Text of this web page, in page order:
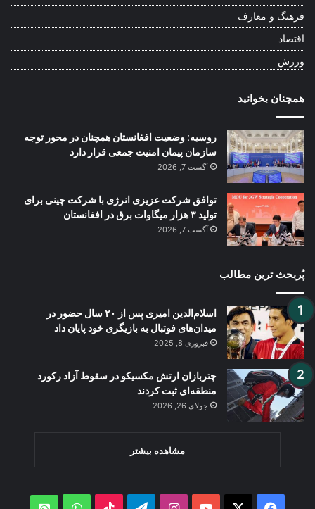
فرهنگ و معارف
اقتصاد
ورزش
همچنان بخوانید
روسیه: وضعیت افغانستان همچنان در محور توجه
سازمان پیمان امنیت جمعی قرار دارد
آگست 7, 2026
توافق شرکت عزیزی انرژی با شرکت چینی برای
تولید ۳ هزار میگاوات برق در افغانستان
آگست 7, 2026
پُربحث ترین مطالب
اسلام‌الدین امیری پس از ۲۰ سال حضور در
میدان‌های فوتبال به بازیگری خود پایان داد
فبروری 8, 2025
چتربازان ارتش مکسیکو در سقوط آزاد رکورد
منطقه‌ای ثبت کردند
جولای 26, 2026
مشاهده بیشتر